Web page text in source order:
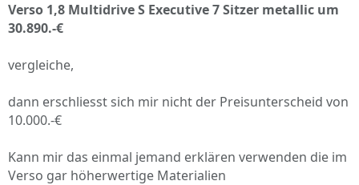
Verso 1,8 Multidrive S Executive 7 Sitzer metallic um
30.890.-€
vergleiche,
dann erschliesst sich mir nicht der Preisunterscheid von
10.000.-€
Kann mir das einmal jemand erklären verwenden die im
Verso gar höherwertige Materialien